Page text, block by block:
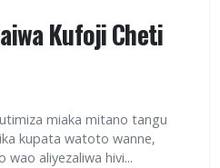
Kufoji Cheti
miaka mitano tangu
kupata watoto wanne,
aliyezaliwa hivi...